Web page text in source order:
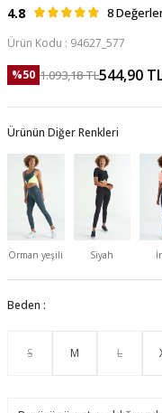
4.8 8
Ürün Kodu : 94627_577
%50 1.093,18TL544,90
Ürünün Diğer Renkleri
Orman yeşili Siyah
Beden :
S M L